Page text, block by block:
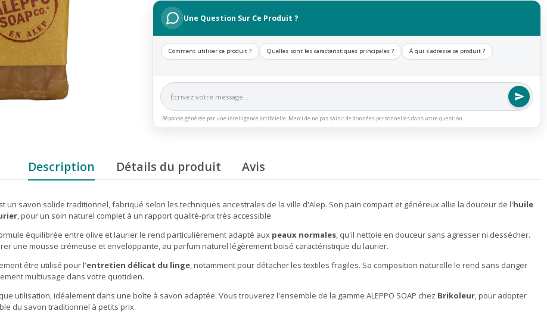
Une Question Sur Ce Produit ?
Comment utiliser ce produit ? Quelles sont les caractéristiques principales ? À qui s'adresse ce produit ?
Réponse générée par une intelligence artificielle. Merci de ne pas saisir de données personnelles dans votre question.
Description Détails du produit Avis
un savon solide traditionnel, fabriqué selon les techniques ancestrales de la ville d'Alep. Son pain compact et généreux allie la douceur de l'huile
, pour un soin naturel complet à un rapport qualité-prix très accessible.
équilibrée entre olive et laurier le rend particulièrement adapté aux peaux normales, qu'il nettoie en douceur sans agresser ni dessécher.
une mousse crémeuse et enveloppante, au parfum naturel légèrement boisé caractéristique du laurier.
être utilisé pour l'entretien délicat du linge, notamment pour détacher les textiles fragiles. Sa composition naturelle le rend sans danger
multiusage dans votre quotidien.
utilisation, idéalement dans une boîte à savon adaptée. Vous trouverez l'ensemble de la gamme ALEPPO SOAP chez Brikoleur, pour adopter
du savon traditionnel à petits prix.